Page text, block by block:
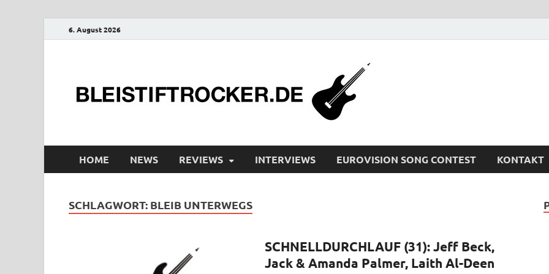
6. August 2026
HOME NEWS REVIEWS INTERVIEWS EUROVISION SONG CONTEST KONTAKT
SCHLAGWORT: BLEIB UNTERWEGS
SCHNELLDURCHLAUF (31): Jeff Beck,
Jack & Amanda Palmer, Laith Al-Deen